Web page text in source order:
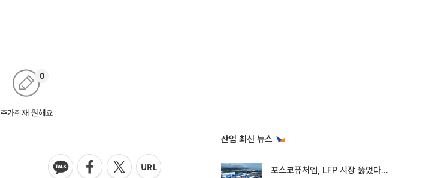
추가취재 원해요
0
산업 최신 뉴스
포스코퓨처엠, LFP 시장 뚫었다…